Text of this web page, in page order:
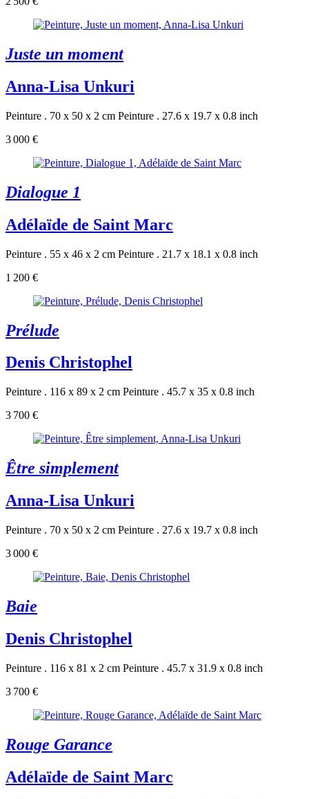
Juste un moment
Anna-Lisa Unkuri
Peinture . 70 x 50 x 2 cm Peinture . 27.6 x 19.7 x 0.8 inch
3 000 €
Dialogue 1
Adélaïde de Saint Marc
Peinture . 55 x 46 x 2 cm Peinture . 21.7 x 18.1 x 0.8 inch
1 200 €
Prélude
Denis Christophel
Peinture . 116 x 89 x 2 cm Peinture . 45.7 x 35 x 0.8 inch
3 700 €
Être simplement
Anna-Lisa Unkuri
Peinture . 70 x 50 x 2 cm Peinture . 27.6 x 19.7 x 0.8 inch
3 000 €
Baie
Denis Christophel
Peinture . 116 x 81 x 2 cm Peinture . 45.7 x 31.9 x 0.8 inch
3 700 €
Rouge Garance
Adélaïde de Saint Marc